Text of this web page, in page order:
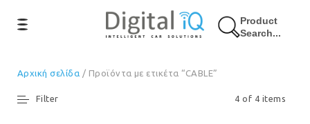
Product
Search...
Αρχική σελίδα / Προϊόντα με ετικέτα “CABLE”
4 of 4 items
Filter